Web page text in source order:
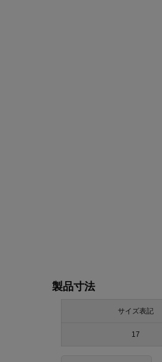
製品寸法
サイズ表記
17